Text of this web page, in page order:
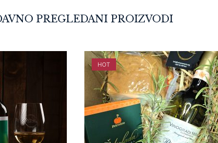
PREGLEDANI PROIZVODI
HOT